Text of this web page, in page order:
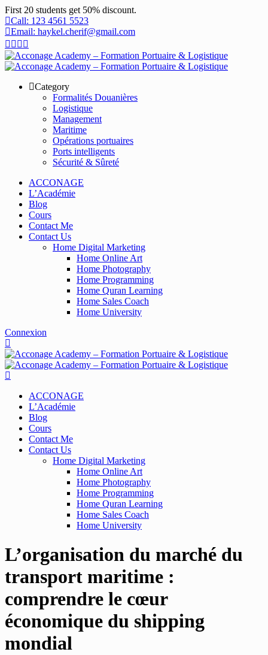
First 20 students get 50% discount.
Call: 123 4561 5523
Email: haykel.cherif@gmail.com
Category
Formalités Douanières
Logistique
Management
Maritime
Opérations portuaires
Ports intelligents
Sécurité & Sûreté
ACCONAGE
L’Académie
Blog
Cours
Contact Me
Contact Us
Home Digital Marketing
Home Online Art
Home Photography
Home Programming
Home Quran Learning
Home Sales Coach
Home University
Connexion
ACCONAGE
L’Académie
Blog
Cours
Contact Me
Contact Us
Home Digital Marketing
Home Online Art
Home Photography
Home Programming
Home Quran Learning
Home Sales Coach
Home University
L’organisation du marché du
transport maritime :
comprendre le cœur
économique du shipping
mondial